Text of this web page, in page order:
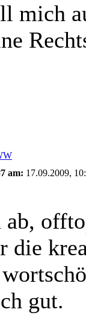
mich
am: 17.09.2009,
ab,
die
gut.